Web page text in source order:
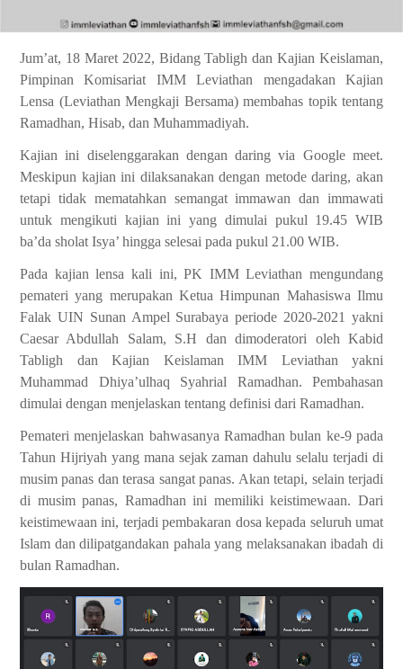
Jum’at, 18 Maret 2022, Bidang Tabligh dan Kajian Keislaman,
Pimpinan Komisariat IMM Leviathan mengadakan Kajian
Lensa (Leviathan Mengkaji Bersama) membahas topik tentang
Ramadhan, Hisab, dan Muhammadiyah.
Kajian ini diselenggarakan dengan daring via Google meet.
Meskipun kajian ini dilaksanakan dengan metode daring, akan
tetapi tidak mematahkan semangat immawan dan immawati
untuk mengikuti kajian ini yang dimulai pukul 19.45 WIB
ba’da sholat Isya’ hingga selesai pada pukul 21.00 WIB.
Pada kajian lensa kali ini, PK IMM Leviathan mengundang
pemateri yang merupakan Ketua Himpunan Mahasiswa Ilmu
Falak UIN Sunan Ampel Surabaya periode 2020-2021 yakni
Caesar Abdullah Salam, S.H dan dimoderatori oleh Kabid
Tabligh dan Kajian Keislaman IMM Leviathan yakni
Muhammad Dhiya’ulhaq Syahrial Ramadhan. Pembahasan
dimulai dengan menjelaskan tentang definisi dari Ramadhan.
Pemateri menjelaskan bahwasanya Ramadhan bulan ke-9 pada
Tahun Hijriyah yang mana sejak zaman dahulu selalu terjadi di
musim panas dan terasa sangat panas. Akan tetapi, selain terjadi
di musim panas, Ramadhan ini memiliki keistimewaan. Dari
keistimewaan ini, terjadi pembakaran dosa kepada seluruh umat
Islam dan dilipatgandakan pahala yang melaksanakan ibadah di
bulan Ramadhan.